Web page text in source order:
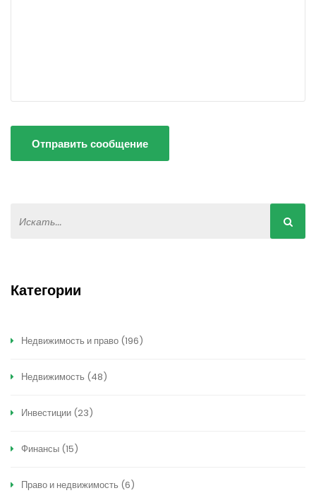
Отправить сообщение
Категории
Недвижимость и право (196)
Недвижимость (48)
Инвестиции (23)
Финансы (15)
Право и недвижимость (6)